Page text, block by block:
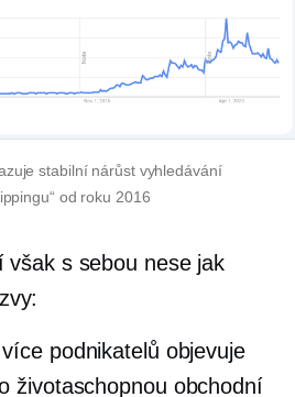
stabilní nárůst vyhledávání
od roku 2016
však s sebou nese jak
podnikatelů objevuje
životaschopnou obchodní